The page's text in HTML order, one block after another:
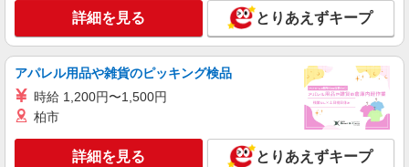
ど）
時給1,338円
香川県高松市春日町1626-1
キープ 詳細を見る
アルバイト パート
すき家 高松中央IC店
詳細を見る とりあえずキープ
アパレル用品や雑貨のピッキング検品
時給 1,200円〜1,500円
柏市
詳細を見る とりあえずキープ